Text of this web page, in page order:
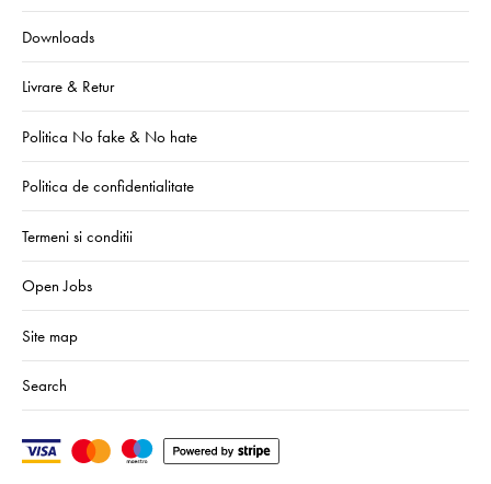
Downloads
Livrare & Retur
Politica No fake & No hate
Politica de confidentialitate
Termeni si conditii
Open Jobs
Site map
Search